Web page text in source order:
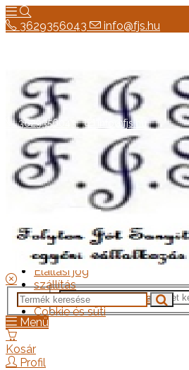
3629356043 info@fjs.hu
Hírek
Elérhetőség
Általános szerződési feltételek
Elállási jog
szállítás
Adatkezelési tájékoztató
Cookie és süti
3629356043 info@fjs.hu
Menü
Kosár
Profil